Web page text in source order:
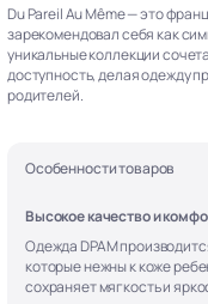
Du Pareil Au Même — это
зарекомендовал себя как
уникальные коллекции
доступность, делая одежду
родителей.
Особенности товаров
Высокое качество и
Одежда DPAM
которые нежны к коже
сохраняет мягкость и